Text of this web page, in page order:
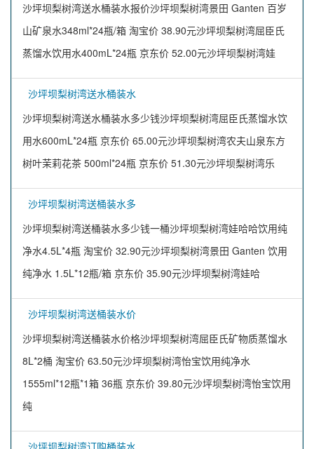
沙坪坝梨树湾送水桶装水报价沙坪坝梨树湾景田 Ganten 百岁
山矿泉水348ml*24瓶/箱 淘宝价 38.90元沙坪坝梨树湾屈臣氏
蒸馏水饮用水400mL*24瓶 京东价 52.00元沙坪坝梨树湾娃
沙坪坝梨树湾送水桶装水
沙坪坝梨树湾送水桶装水多少钱沙坪坝梨树湾屈臣氏蒸馏水饮
用水600mL*24瓶 京东价 65.00元沙坪坝梨树湾农夫山泉东方
树叶茉莉花茶 500ml*24瓶 京东价 51.30元沙坪坝梨树湾乐
沙坪坝梨树湾送桶装水多
沙坪坝梨树湾送桶装水多少钱一桶沙坪坝梨树湾娃哈哈饮用纯
净水4.5L*4瓶 淘宝价 32.90元沙坪坝梨树湾景田 Ganten 饮用
纯净水 1.5L*12瓶/箱 京东价 35.90元沙坪坝梨树湾娃哈
沙坪坝梨树湾送桶装水价
沙坪坝梨树湾送桶装水价格沙坪坝梨树湾屈臣氏矿物质蒸馏水
8L*2桶 淘宝价 63.50元沙坪坝梨树湾怡宝饮用纯净水
1555ml*12瓶*1箱 36瓶 京东价 39.80元沙坪坝梨树湾怡宝饮用
纯
沙坪坝梨树湾订购桶装水